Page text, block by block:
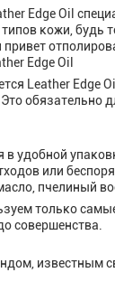
Edge Oil
кожи,
Edge Oil
Leather Edge
обязательно
в удобной
или
пчелиный
только
совершенства.
известным